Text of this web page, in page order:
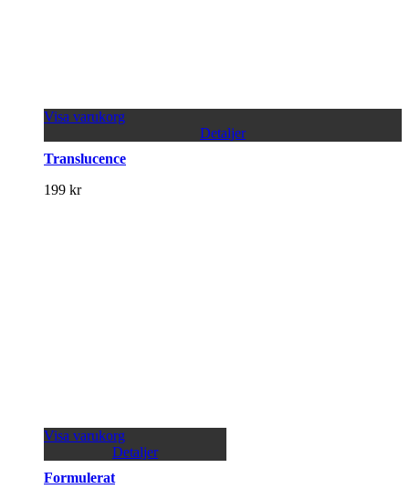
Visa varukorg
Detaljer
Translucence
199 kr
Visa varukorg
Detaljer
Formulerat